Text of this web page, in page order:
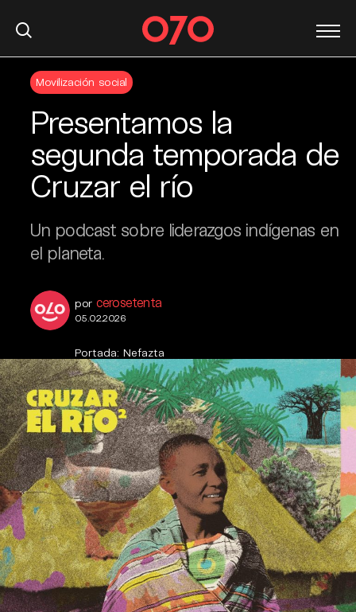
Movilización social
Presentamos la
segunda temporada de
Cruzar el río
Un podcast sobre liderazgos indígenas en
el planeta.
por cerosetenta
05.02.2026
Portada: Nefazta